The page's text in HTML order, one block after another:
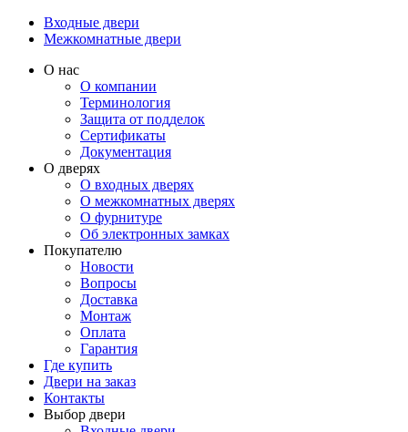
Входные двери
Межкомнатные двери
О нас
О компании
Терминология
Защита от подделок
Сертификаты
Документация
О дверях
О входных дверях
О межкомнатных дверях
О фурнитуре
Об электронных замках
Покупателю
Новости
Вопросы
Доставка
Монтаж
Оплата
Гарантия
Где купить
Двери на заказ
Контакты
Выбор двери